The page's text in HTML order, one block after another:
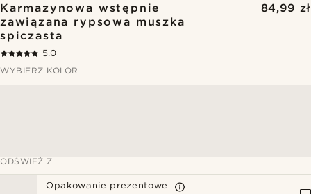
Karmazynowa wstępnie
zawiązana rypsowa muszka
spiczasta
84,99 zł
5.0
WYBIERZ KOLOR
ODŚWIEŻ Z
Opakowanie prezentowe